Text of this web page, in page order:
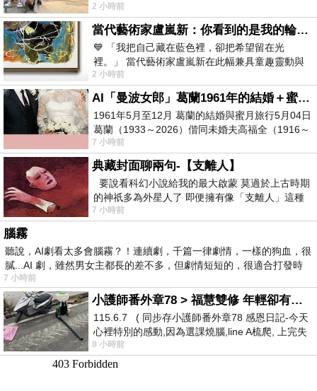
以為展場已經差不多要安靜下來，卻發
2 小時前
當代藝術家盧嵐新：你看到的是我的輪廓，還是你的故事？——藏在藍色裡的希望與光
💙 「我把自己藏在藍色裡，卻把希望留在光
裡。」 當代藝術家盧嵐新在此幅兼具童趣靈動與
抽象韻味的新作中，用湛藍的羽翼般色塊包覆著
2 小時前
AI「曼波女郎」葛蘭1961年的結婚＋蜜月旅行 #戀上老電影 #葛蘭 #粟子
1961年5月至12月 葛蘭的結婚與蜜月旅行5月04日
葛蘭（1933～2026）偕同未婚夫高福全（1916～
2004）乘郵輪赴倫敦6月15日於英國倫敦St.S
7 小時前
典藏封面聊兩句-【支離人】
要說看科幻小說給我的最大啟蒙 莫過於上古時期
的神祇多為外星人了 即便擁有像「支離人」這種
驚世駭俗的神通法門 也未必讀
7 小時前
腦霧
聽說，AI劇看太多會腦霧？！連續劇，千篇一律劇情，一樣的狗血，很
膩...AI 劇，雖然男女主都長的差不多，但劇情短短的，很適合打發時
7 小時前
小護師番外章78 > 福慧雙修 年輕卻有個老靈魂 ㄑ金剛經〉podcast
115.6.7 ( 同步存小護師番外章78 感恩日記-今天
心裡特別的感動,因為選課燒腦,line A梳爬, 上完失
智課的她,特來傾
8 小時前